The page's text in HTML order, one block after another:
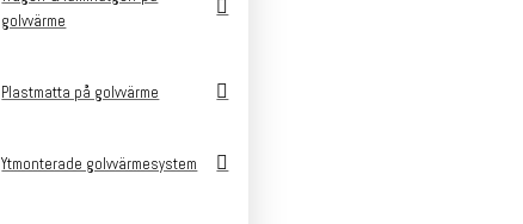
golvvärme
Plastmatta på golvvärme
Ytmonterade golvvärmesystem